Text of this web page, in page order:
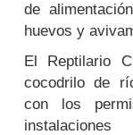
de
huevos y
El Reptilario
cocodrilo de
con los